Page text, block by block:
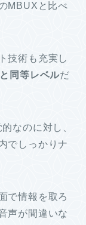
MBUXと比べ
技術も充実し
同等レベルだ
なのに対し、
でしっかりナ
で情報を取ろ
声が間違いな